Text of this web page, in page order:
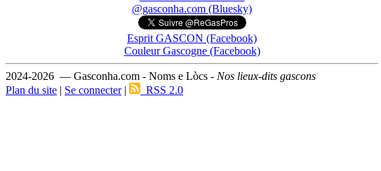
@gasconha.com (Bluesky)
Esprit GASCON (Facebook)
Couleur Gascogne (Facebook)
2024-2026 — Gasconha.com - Noms e Lòcs - Nos lieux-dits gascons
Plan du site | Se connecter| RSS 2.0